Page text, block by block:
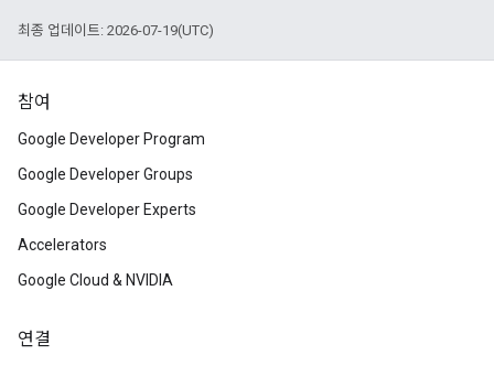
최종 업데이트: 2026-07-19(UTC)
참여
Google Developer Program
Google Developer Groups
Google Developer Experts
Accelerators
Google Cloud & NVIDIA
연결